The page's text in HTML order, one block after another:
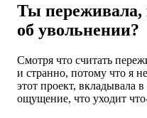
Ты переживала,
об увольнении?
Смотря что считать
и странно, потому что я
этот проект, вкладывала
ощущение, что уходит